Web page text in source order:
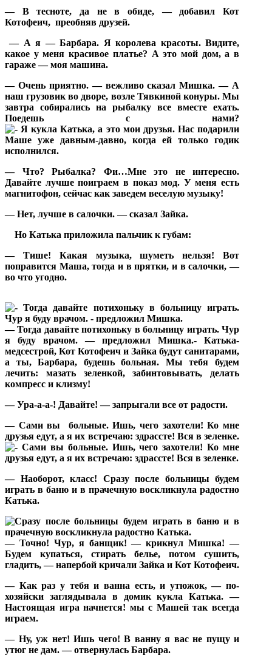
— В тесноте, да не в обиде, — добавил Кот
Котофеич, преобняв друзей.
— А я — Барбара. Я королева красоты. Видите,
какое у меня красивое платье? А это мой дом, а в
гараже — моя машина.
— Очень приятно. — вежливо сказал Мишка. — А
наш грузовик во дворе, возле Тявкиной конуры. Мы
завтра собирались на рыбалку все вместе ехать.
Поедешь с нами?
— Что? Рыбалка? Фи…Мне это не интересно.
Давайте лучше поиграем в показ мод. У меня есть
магнитофон, сейчас как заведем веселую музыку!
— Нет, лучше в салочки. — сказал Зайка.
Но Катька приложила пальчик к губам:
— Тише! Какая музыка, шуметь нельзя! Вот
поправится Маша, тогда и в прятки, и в салочки, —
во что угодно.
— Тогда давайте потихоньку в больницу играть. Чур
я буду врачом. — предложил Мишка.- Катька-
медсестрой, Кот Котофеич и Зайка будут санитарами,
а ты, Барбара, будешь больная. Мы тебя будем
лечить: мазать зеленкой, забинтовывать, делать
компресс и клизму!
— Ура-а-а-! Давайте! — запрыгали все от радости.
— Сами вы
больные. Ишь, чего захотели! Ко мне
друзья едут, а я их встречаю: здрассте! Вся в зеленке.
— Наоборот, класс! Сразу после больницы будем
играть в баню и в прачечную воскликнула радостно
Катька.
— Точно! Чур, я банщик! — крикнул Мишка! —
Будем купаться, стирать белье, потом сушить,
гладить, — напербой кричали Зайка и Кот Котофеич.
— Как раз у тебя и ванна есть, и утюжок, — по-
хозяйски заглядывала в домик кукла Катька. —
Настоящая игра начнется! мы с Машей так всегда
играем.
— Ну, уж нет! Ишь чего! В ванну я вас не пущу и
утюг не дам. — отвернулась Барбара.